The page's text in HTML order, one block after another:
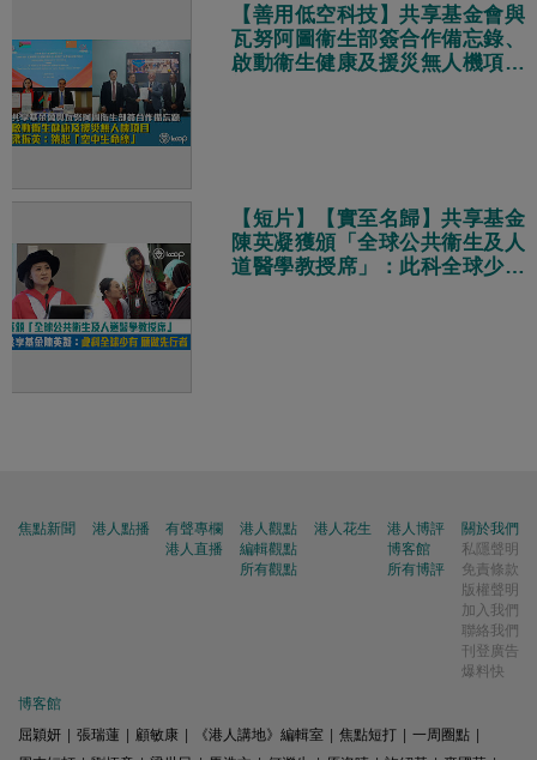
【善用低空科技】共享基金會與
瓦努阿圖衞生部簽合作備忘錄、
啟動衞生健康及援災無人機項目
【短片】【實至名歸】共享基金
陳英凝獲頒「全球公共衞生及人
道醫學教授席」：此科全球少有
焦點新聞 港人點播
有聲專欄
港人直播
港人觀點
編輯觀點
所有觀點
港人花生
港人博評
博客館
所有博評
關於我們
私隱聲明
免責條款
版權聲明
加入我們
聯絡我們
刊登廣告
爆料快
博客館
屈穎妍
張瑞蓮 顧敏康 《港人講地》編輯室 焦點短打 一周圈點